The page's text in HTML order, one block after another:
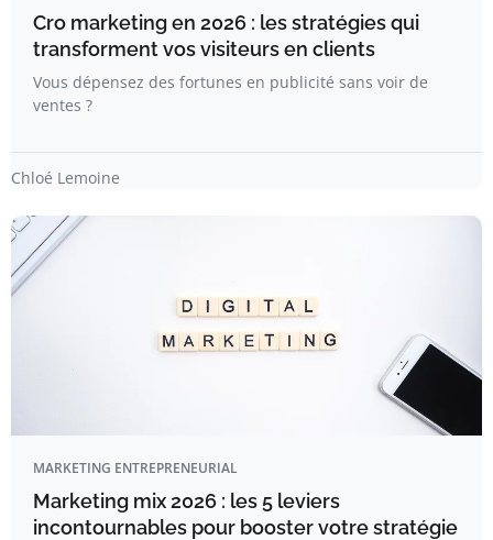
Cro marketing en 2026 : les stratégies qui
transforment vos visiteurs en clients
Vous dépensez des fortunes en publicité sans voir de
ventes ?
Chloé Lemoine
MARKETING ENTREPRENEURIAL
Marketing mix 2026 : les 5 leviers
incontournables pour booster votre stratégie